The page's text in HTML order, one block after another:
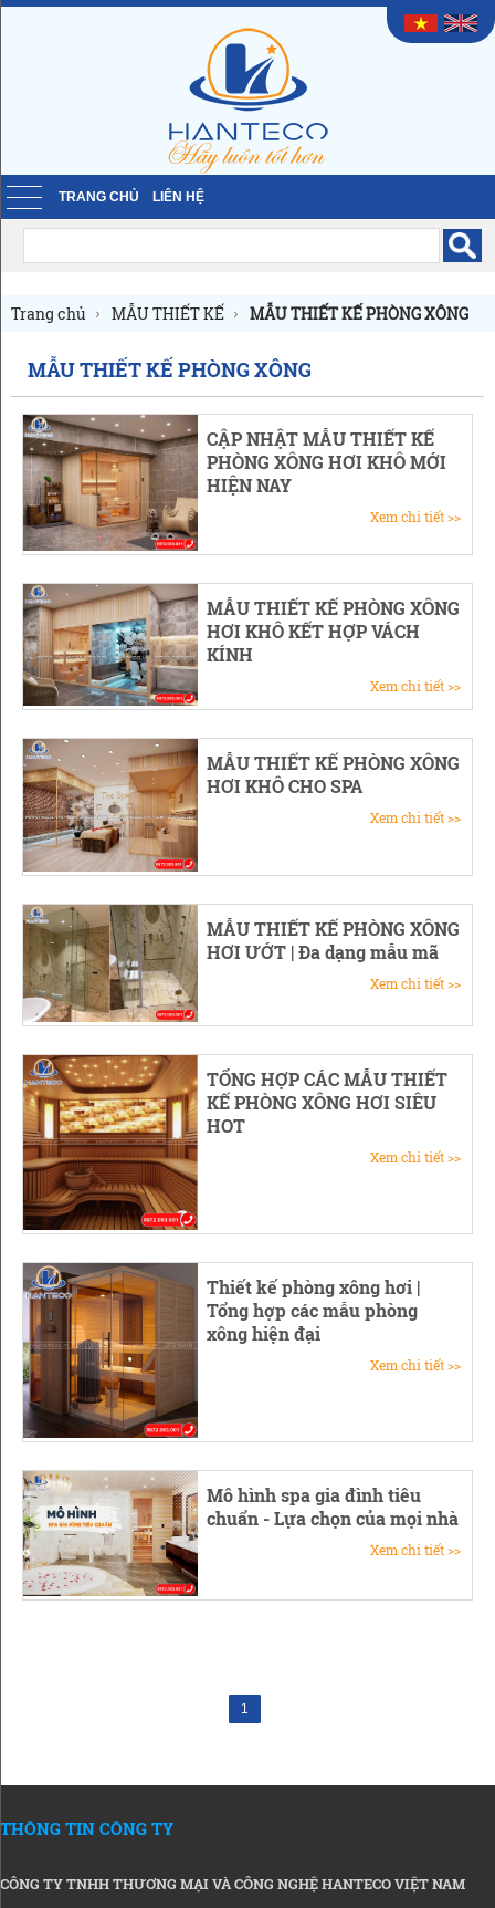
TRANG CHỦ LIÊN HỆ
Trang chủ MẪU THIẾT KẾ MẪU THIẾT KẾ PHÒNG XÔNG
MẪU THIẾT KẾ PHÒNG XÔNG
CẬP NHẬT MẪU THIẾT KẾ
PHÒNG XÔNG HƠI KHÔ MỚI
HIỆN NAY
Xem chi tiết >>
MẪU THIẾT KẾ PHÒNG XÔNG
HƠI KHÔ KẾT HỢP VÁCH
KÍNH
Xem chi tiết >>
MẪU THIẾT KẾ PHÒNG XÔNG
HƠI KHÔ CHO SPA
Xem chi tiết >>
MẪU THIẾT KẾ PHÒNG XÔNG
HƠI ƯỚT | Đa dạng mẫu mã
Xem chi tiết >>
TỔNG HỢP CÁC MẪU THIẾT
KẾ PHÒNG XÔNG HƠI SIÊU
HOT
Xem chi tiết >>
Thiết kế phòng xông hơi |
Tổng hợp các mẫu phòng
xông hiện đại
Xem chi tiết >>
Mô hình spa gia đình tiêu
chuẩn - Lựa chọn của mọi nhà
Xem chi tiết >>
1
THÔNG TIN CÔNG TY
CÔNG TY TNHH THƯƠNG MẠI VÀ CÔNG NGHỆ HANTECO VIỆT NAM